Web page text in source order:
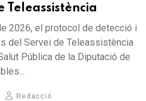
Teleassistència
2026, el protocol de detecció i
del Servei de Teleassistència
Pública de la Diputació de
Redacció